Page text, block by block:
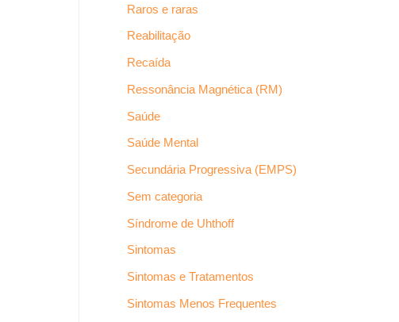
Raros e raras
Reabilitação
Recaída
Ressonância Magnética (RM)
Saúde
Saúde Mental
Secundária Progressiva (EMPS)
Sem categoria
Síndrome de Uhthoff
Sintomas
Sintomas e Tratamentos
Sintomas Menos Frequentes